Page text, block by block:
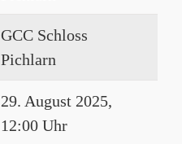
GCC Schloss
Pichlarn
29. August 2025,
12:00 Uhr